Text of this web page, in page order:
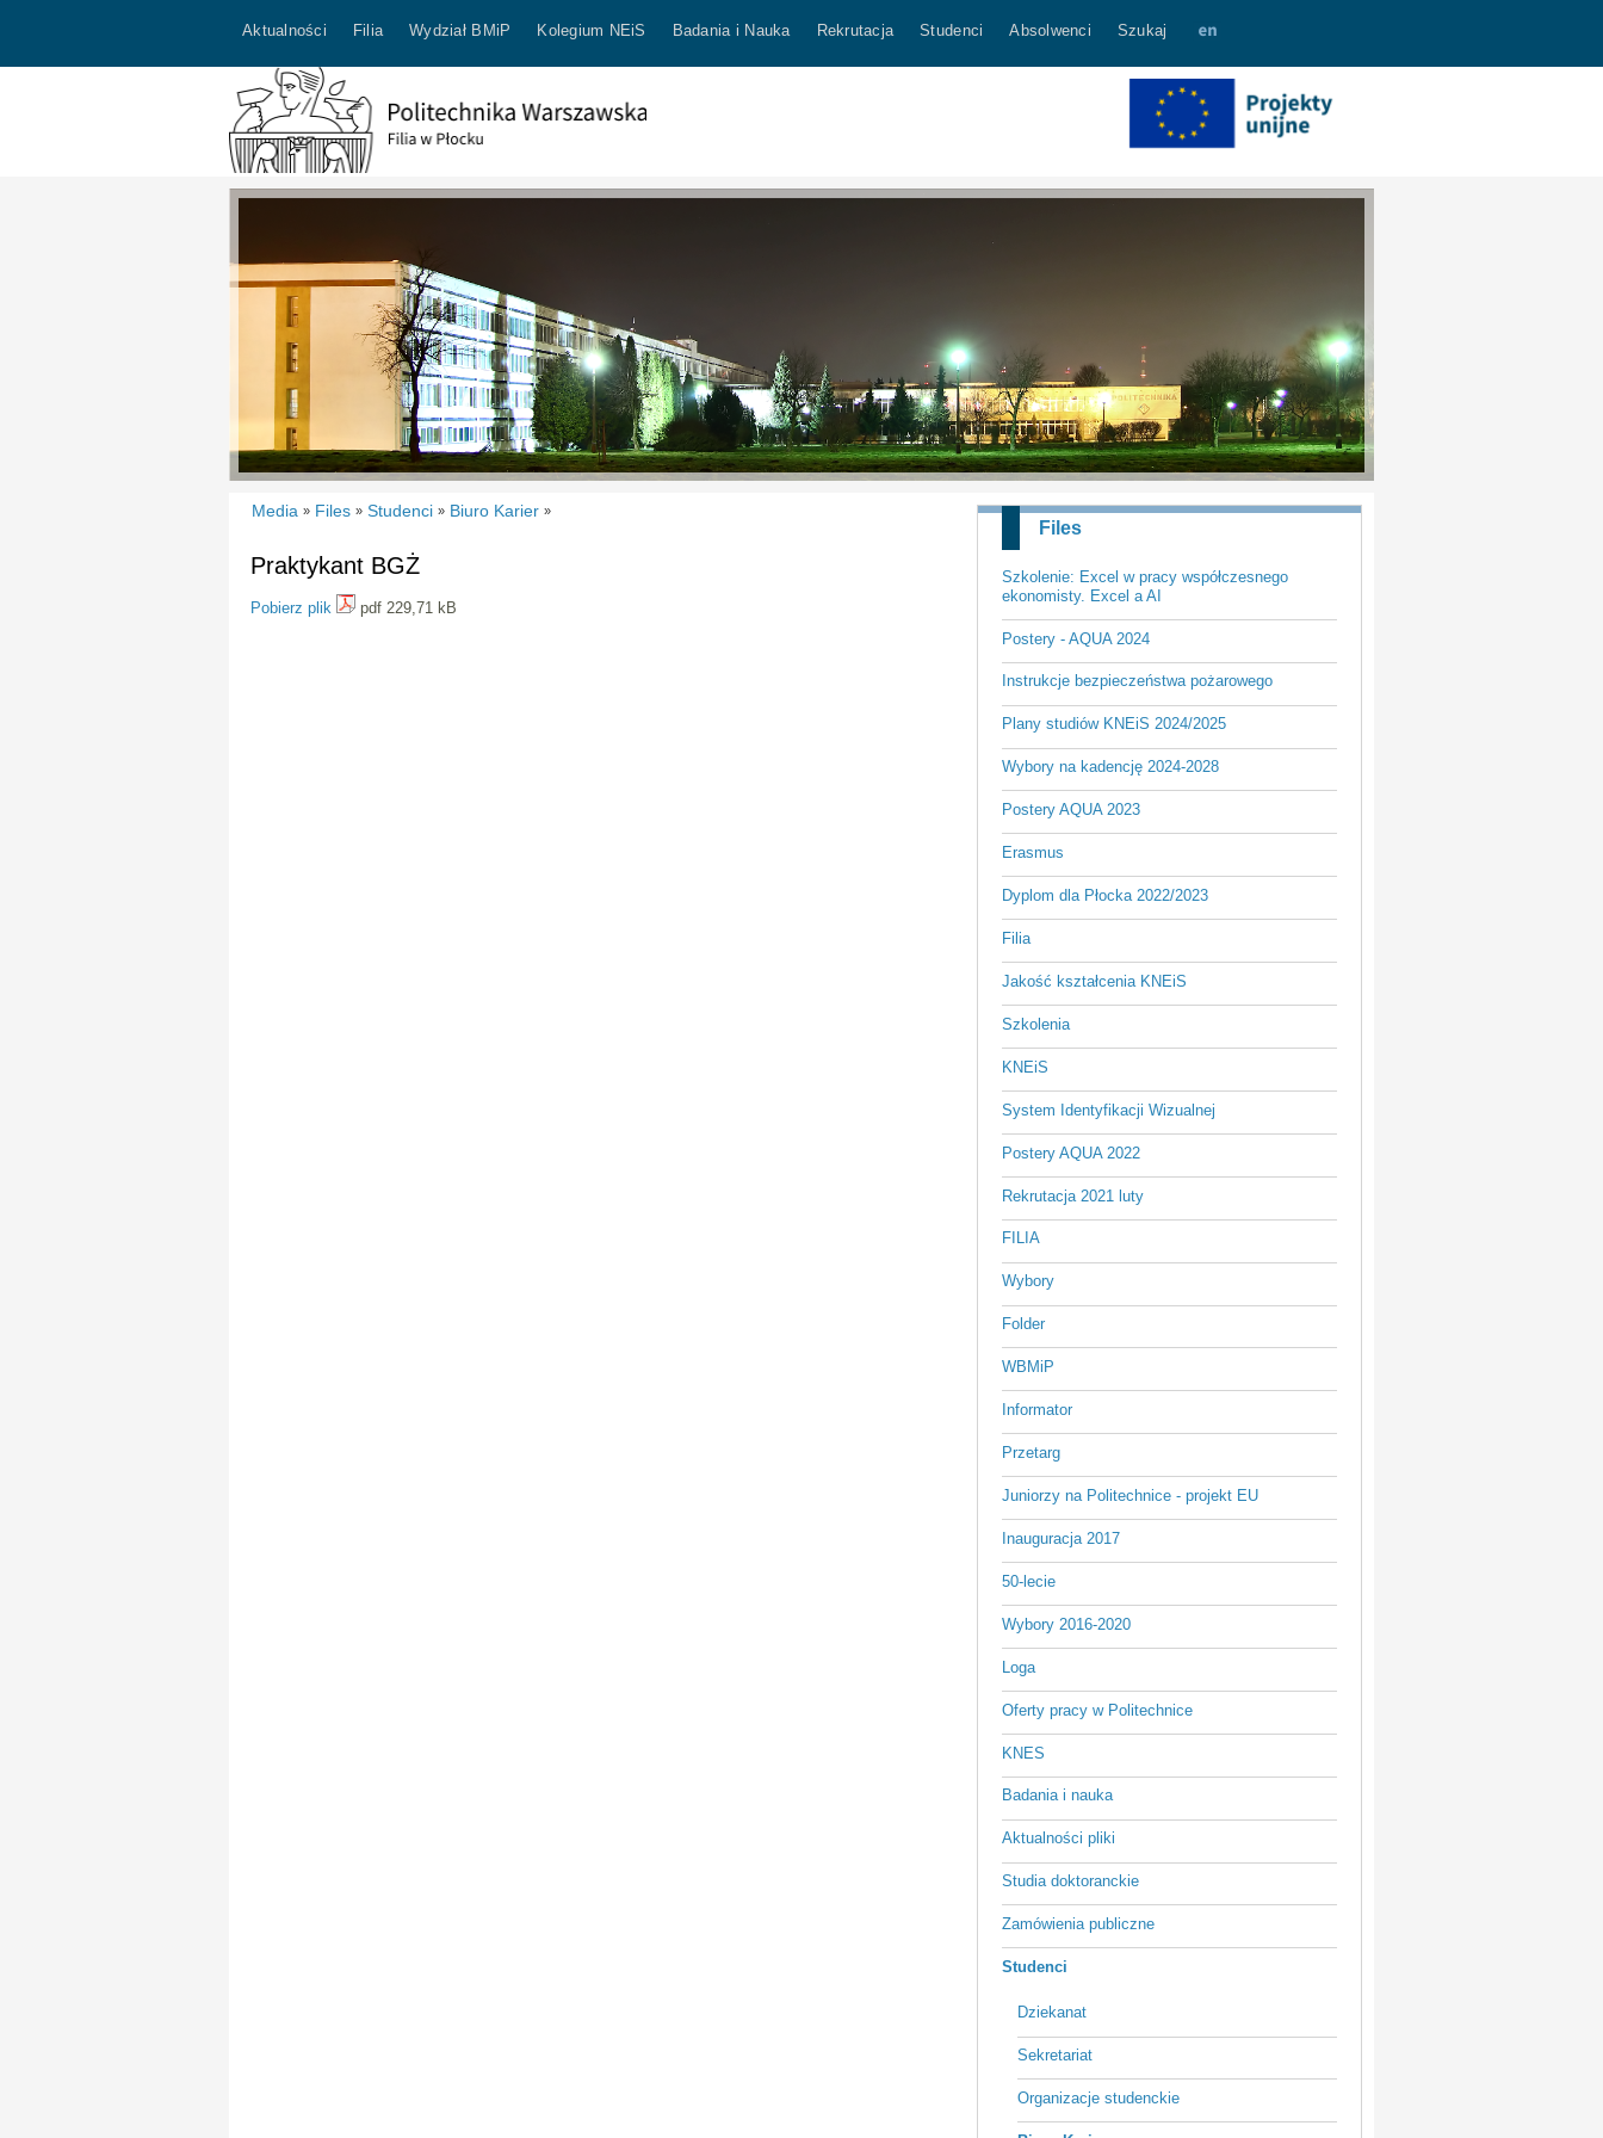
Aktualności Filia Wydział BMiP Kolegium NEiS Badania i Nauka Rekrutacja Studenci Absolwenci Szukaj
Files
Szkolenie: Excel w pracy współczesnego
ekonomisty. Excel a AI
Postery - AQUA 2024
Instrukcje bezpieczeństwa pożarowego
Plany studiów KNEiS 2024/2025
Wybory na kadencję 2024-2028
Postery AQUA 2023
Erasmus
Dyplom dla Płocka 2022/2023
Filia
Jakość kształcenia KNEiS
Szkolenia
KNEiS
System Identyfikacji Wizualnej
Postery AQUA 2022
Rekrutacja 2021 luty
FILIA
Wybory
Folder
WBMiP
Informator
Przetarg
Juniorzy na Politechnice - projekt EU
Inauguracja 2017
50-lecie
Wybory 2016-2020
Loga
Oferty pracy w Politechnice
KNES
Badania i nauka
Aktualności pliki
Studia doktoranckie
Zamówienia publiczne
Studenci
Dziekanat
Sekretariat
Organizacje studenckie
Media » Files » Studenci » Biuro Karier »
Praktykant BGŻ
Pobierz plik pdf 229,71 kB